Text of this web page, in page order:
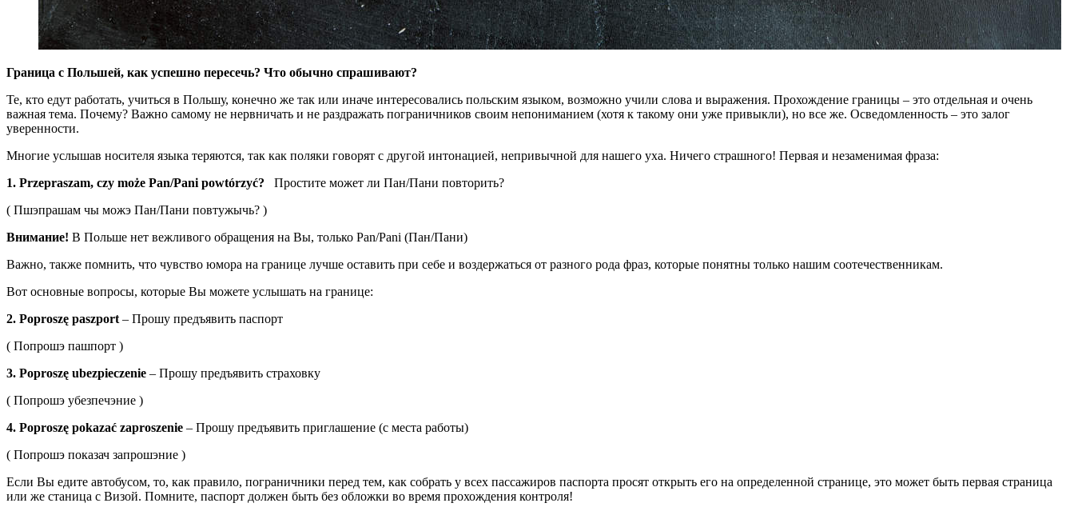
Граница с Польшей, как успешно пересечь? Что обычно спрашивают?
Те, кто едут работать, учиться в Польшу, конечно же так или иначе интересовались польским языком, возможно учили слова и выражения. Прохождение границы – это отдельная и очень
важная тема. Почему? Важно самому не нервничать и не раздражать пограничников своим непониманием (хотя к такому они уже привыкли), но все же. Осведомленность – это залог
уверенности.
Многие услышав носителя языка теряются, так как поляки говорят с другой интонацией, непривычной для нашего уха. Ничего страшного! Первая и незаменимая фраза:
1. Przepraszam, czy może Pan/Pani powtórzyć? Простите может ли Пан/Пани повторить?
( Пшэпрашам чы можэ Пан/Пани повтужычь? )
Внимание! В Польше нет вежливого обращения на Вы, только Pan/Pani (Пан/Пани)
Важно, также помнить, что чувство юмора на границе лучше оставить при себе и воздержаться от разного рода фраз, которые понятны только нашим соотечественникам.
Вот основные вопросы, которые Вы можете услышать на границе:
2. Poproszę paszport – Прошу предъявить паспорт
( Попрошэ пашпорт )
3. Poproszę ubezpieczenie – Прошу предъявить страховку
( Попрошэ убезпечэние )
4. Poproszę pokazać zaproszenie – Прошу предъявить приглашение (с места работы)
( Попрошэ показач запрошэние )
Если Вы едите автобусом, то, как правило, пограничники перед тем, как собрать у всех пассажиров паспорта просят открыть его на определенной странице, это может быть первая страница
или же станица с Визой. Помните, паспорт должен быть без обложки во время прохождения контроля!